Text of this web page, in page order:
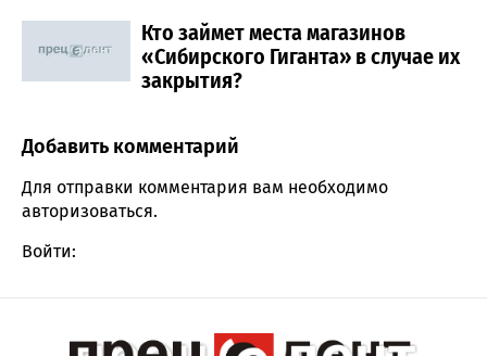
Кто займет места магазинов
«Сибирского Гиганта» в случае их
закрытия?
Comment section
Добавить комментарий
Для отправки комментария вам необходимо
авторизоваться.
Войти: